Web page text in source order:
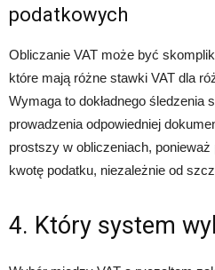
podatkowych
Obliczanie VAT może być
które mają różne stawki VAT dla
Wymaga to dokładnego śledzenia
prowadzenia odpowiedniej
prostszy w obliczeniach, ponieważ
kwotę podatku, niezależnie od
4. Który system